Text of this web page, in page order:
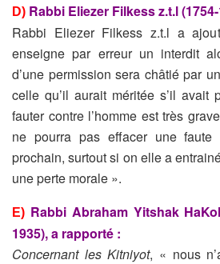
D) Rabbi Eliezer Filkess z.t.l
Rabbi Eliezer Filkess z.t.l a
enseigne par erreur un interdit
d’une permission sera châtié par
celle qu’il aurait méritée s’il avait
fauter contre l’homme est très
ne pourra pas effacer une faute
prochain, surtout si on elle a
une perte morale ».
E) Rabbi Abraham Yitshak
1935), a rapporté :
Concernant les Kitniyot, « nous